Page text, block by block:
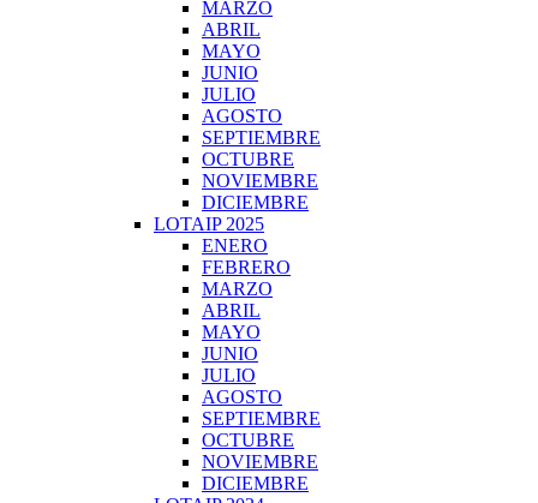
MARZO
ABRIL
MAYO
JUNIO
JULIO
AGOSTO
SEPTIEMBRE
OCTUBRE
NOVIEMBRE
DICIEMBRE
LOTAIP 2025
ENERO
FEBRERO
MARZO
ABRIL
MAYO
JUNIO
JULIO
AGOSTO
SEPTIEMBRE
OCTUBRE
NOVIEMBRE
DICIEMBRE